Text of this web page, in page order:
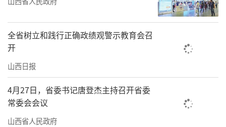
全省树立和践行正确政绩观警示教育会召
开
山西日报
4月27日，省委书记唐登杰主持召开省委
常委会会议
山西省人民政府